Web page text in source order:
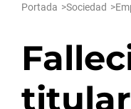
Portada >Sociedad >
titular